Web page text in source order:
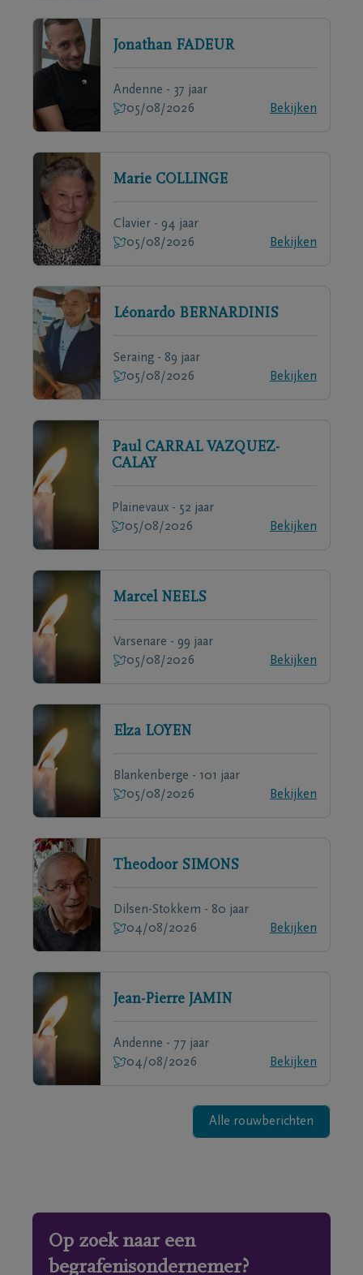
Jonathan FADEUR
Andenne - 37 jaar
05/08/2026
Bekijken
Marie COLLINGE
Clavier - 94 jaar
05/08/2026
Bekijken
Léonardo BERNARDINIS
Seraing - 89 jaar
05/08/2026
Bekijken
Paul CARRAL VAZQUEZ-
CALAY
Plainevaux - 52 jaar
05/08/2026
Bekijken
Marcel NEELS
Varsenare - 99 jaar
05/08/2026
Bekijken
Elza LOYEN
Blankenberge - 101 jaar
05/08/2026
Bekijken
Theodoor SIMONS
Dilsen-Stokkem - 80 jaar
04/08/2026
Bekijken
Jean-Pierre JAMIN
Andenne - 77 jaar
04/08/2026
Bekijken
Alle rouwberichten
Op zoek naar een
begrafenisondernemer?